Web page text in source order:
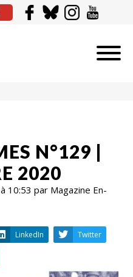
N°129 |
2020
10:53 par Magazine En-